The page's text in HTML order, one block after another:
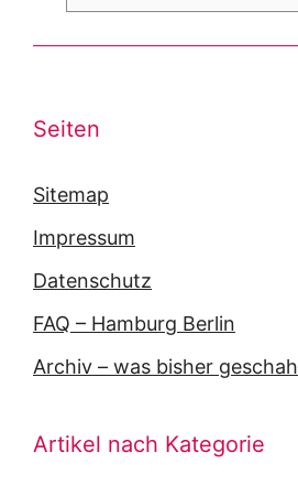
Seiten
Sitemap
Impressum
Datenschutz
FAQ – Hamburg Berlin
Archiv – was bisher geschah
Artikel nach Kategorie